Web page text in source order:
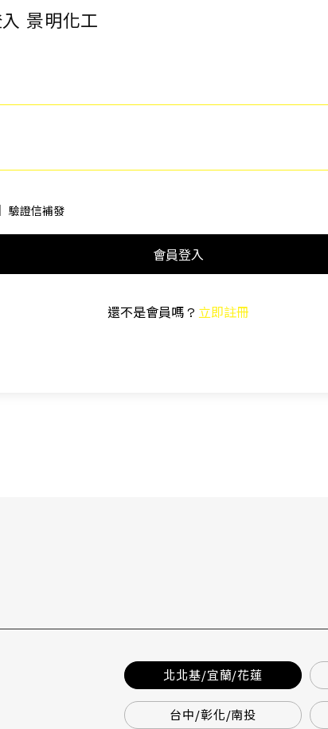
景明化工
驗證信補發
會員登入
還不是會員嗎 ? 立即註冊
北北基/宜蘭/花蓮
台中/彰化/南投